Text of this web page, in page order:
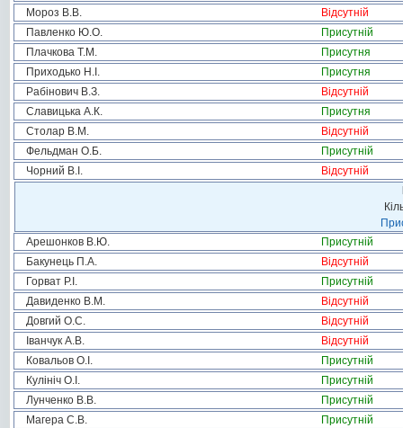
Мороз В.В.
Відсутній
Павленко Ю.О.
Присутній
Плачкова Т.М.
Присутня
Приходько Н.І.
Присутня
Рабінович В.З.
Відсутній
Славицька А.К.
Присутня
Столар В.М.
Відсутній
Фельдман О.Б.
Присутній
Чорний В.І.
Відсутній
Арешонков В.Ю.
Присутній
Бакунець П.А.
Відсутній
Горват Р.І.
Присутній
Давиденко В.М.
Відсутній
Довгий О.С.
Відсутній
Іванчук А.В.
Відсутній
Ковальов О.І.
Присутній
Кулініч О.І.
Присутній
Лунченко В.В.
Присутній
Магера С.В.
Присутній